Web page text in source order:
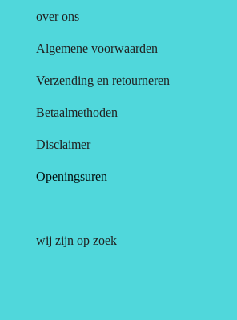
over ons
Algemene voorwaarden
Verzending en retourneren
Betaalmethoden
Disclaimer
Openingsuren
wij zijn op zoek